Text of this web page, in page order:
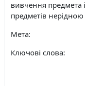
вивчення предмета
предметів
Мета:
Ключові слова: